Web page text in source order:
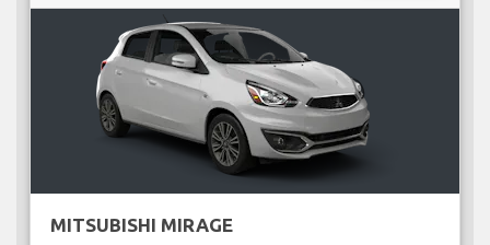
MITSUBISHI MIRAGE